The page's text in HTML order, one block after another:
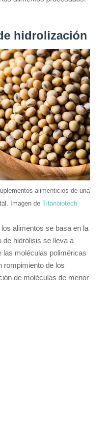
hidrolización
alimenticios de una
Imagen de Titanbiotech
alimentos se basa en la
de hidrólisis se lleva a
las moléculas poliméricas
rompimiento de los
de moléculas de menor